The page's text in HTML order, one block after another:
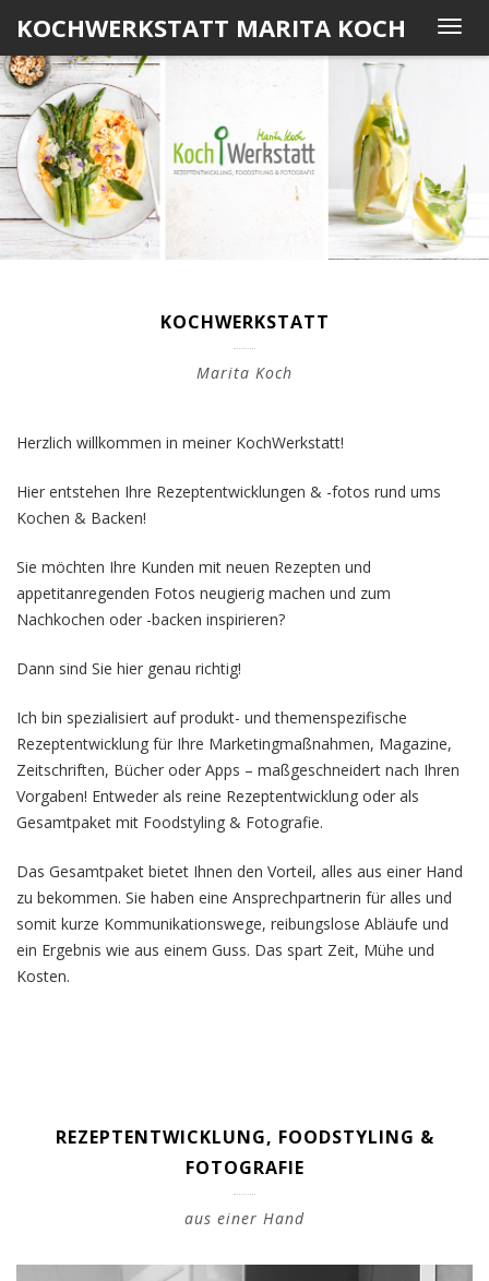
content
T
o
n
a
v
i
KOCHWERKSTATT MARITA KOCH
KOCHWERKSTATT
Marita Koch
Herzlich willkommen in meiner KochWerkstatt!
Hier entstehen Ihre Rezeptentwicklungen & -fotos rund ums
Kochen & Backen!
Sie möchten Ihre Kunden mit neuen Rezepten und
appetitanregenden Fotos neugierig machen und zum
Nachkochen oder -backen inspirieren?
Dann sind Sie hier genau richtig!
Ich bin spezialisiert auf produkt- und themenspezifische
Rezeptentwicklung für Ihre Marketingmaßnahmen, Magazine,
Zeitschriften, Bücher oder Apps – maßgeschneidert nach Ihren
Vorgaben! Entweder als reine Rezeptentwicklung oder als
Gesamtpaket mit Foodstyling & Fotografie.
Das Gesamtpaket bietet Ihnen den Vorteil, alles aus einer Hand
zu bekommen. Sie haben eine Ansprechpartnerin für alles und
somit kurze Kommunikationswege, reibungslose Abläufe und
ein Ergebnis wie aus einem Guss. Das spart Zeit, Mühe und
Kosten.
REZEPTENTWICKLUNG, FOODSTYLING &
FOTOGRAFIE
aus einer Hand